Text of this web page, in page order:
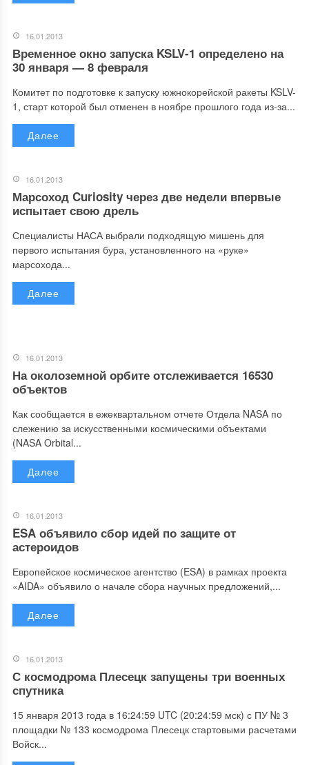
16.01.2013
Временное окно запуска KSLV-1 определено на
30 января — 8 февраля
Комитет по подготовке к запуску южнокорейской ракеты KSLV-
1, старт которой был отменен в ноябре прошлого года из-за...
Далее
16.01.2013
Марсоход Curiosity через две недели впервые
испытает свою дрель
Специалисты НАСА выбрали подходящую мишень для
первого испытания бура, установленного на «руке»
марсохода...
Далее
16.01.2013
На околоземной орбите отслеживается 16530
объектов
Как сообщается в ежеквартальном отчете Отдела NASA по
слежению за искусственными космическими объектами
(NASA Orbital...
Далее
16.01.2013
ESA объявило сбор идей по защите от
астероидов
Европейское космическое агентство (ESA) в рамках проекта
«AIDA» объявило о начале сбора научных предложений,...
Далее
16.01.2013
С космодрома Плесецк запущены три военных
спутника
15 января 2013 года в 16:24:59 UTC (20:24:59 мск) с ПУ № 3
площадки № 133 космодрома Плесецк стартовыми расчетами
Войск...